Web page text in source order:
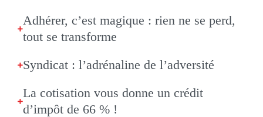
Adhérer, c’est magique : rien ne se perd,
tout se transforme
Syndicat : l’adrénaline de l’adversité
La cotisation vous donne un crédit
d’impôt de 66 % !